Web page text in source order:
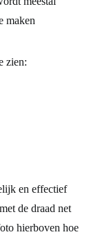
maken
zien:
en effectief
de draad net
hierboven hoe